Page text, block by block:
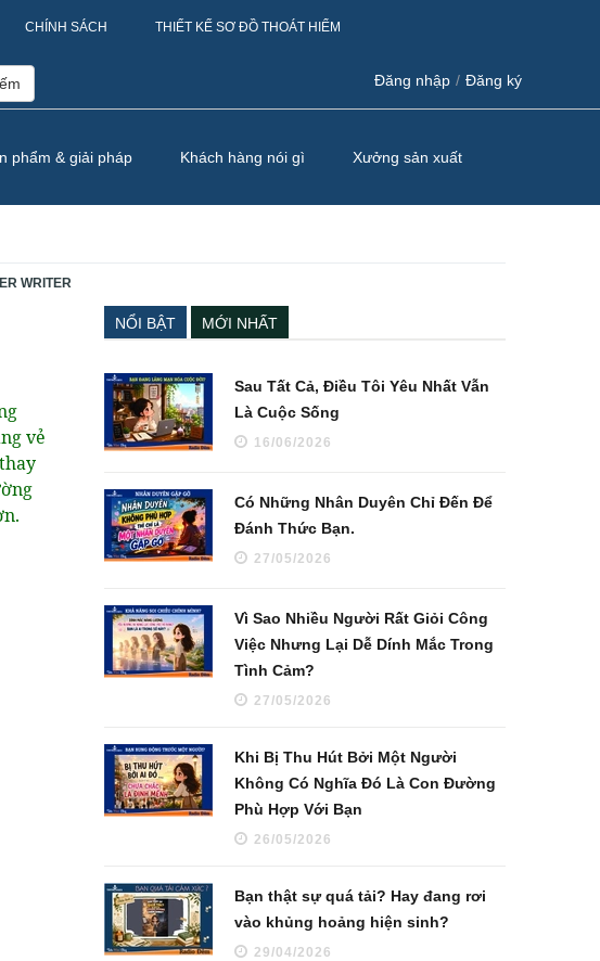
CHÍNH SÁCH THIẾT KẾ SƠ ĐỒ THOÁT HIỂM
Đăng nhập / Đăng ký
phẩm & giải pháp Khách hàng nói gì Xưởng sản xuất
WRITER
vẻ
NỔI BẬT
Sau Tất Cả, Điều Tôi Yêu Nhất Vẫn
Là Cuộc Sống
16/06/2026
Có Những Nhân Duyên Chỉ Đến Để
Đánh Thức Bạn.
27/05/2026
Vì Sao Nhiều Người Rất Giỏi Công
Việc Nhưng Lại Dễ Dính Mắc Trong
Tình Cảm?
27/05/2026
Khi Bị Thu Hút Bởi Một Người
Không Có Nghĩa Đó Là Con Đường
Phù Hợp Với Bạn
26/05/2026
Bạn thật sự quá tải? Hay đang rơi
vào khủng hoảng hiện sinh?
29/04/2026
MỚI NHẤT